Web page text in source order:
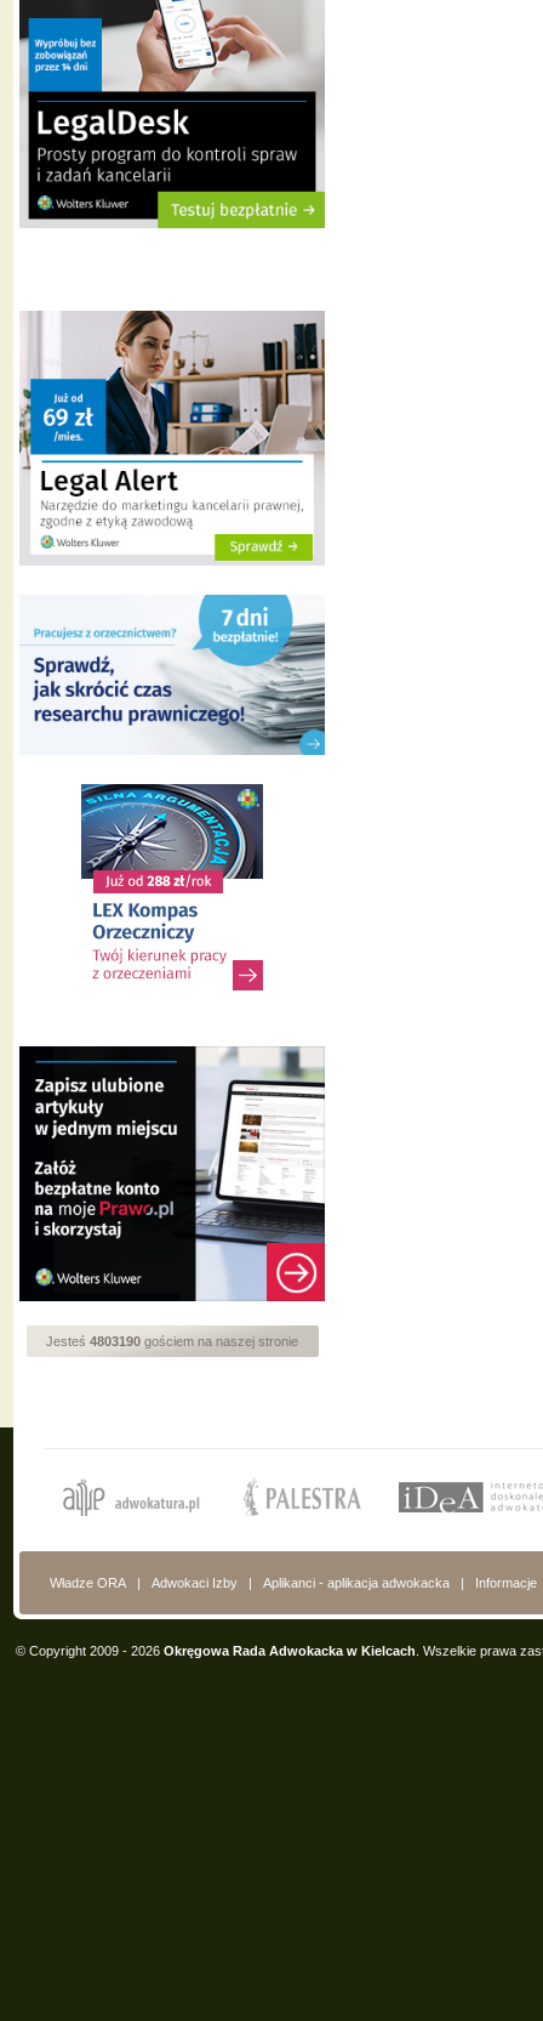
Jesteś 4803190 gościem na naszej stronie
Władze ORA | Adwokaci Izby | Aplikanci - aplikacja adwokacka | Informacje
© Copyright 2009 - 2026 Okręgowa Rada Adwokacka w Kielcach . Wszelkie prawa